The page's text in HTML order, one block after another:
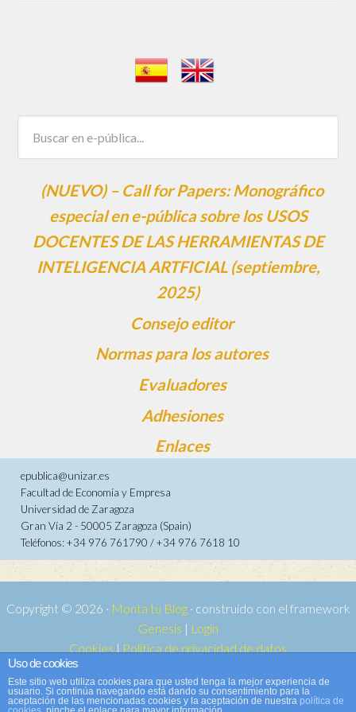
(NUEVO) – Call for Papers: Monográfico
especial en e-pública sobre los USOS
DOCENTES DE LAS HERRAMIENTAS DE
INTELIGENCIA ARTFICIAL (septiembre,
2025)
Consejo editor
Normas para los autores
Evaluadores
Adhesiones
Enlaces
epublica@unizar.es
Facultad de Economía y Empresa
Universidad de Zaragoza
Gran Vía 2 - 50005 Zaragoza (Spain)
Teléfonos: +34 976 761790 / +34 976 7618 10
Copyright © 2026 · Monta tu Blog· construido con el framework
Genesis | Login
Cookies | Política de privacidad de datos
Copyright © 2026 ·
WordPress·Acceder
Uso de cookies
Este sitio web utiliza cookies para que usted tenga la mejor experiencia de
usuario. Si continúa navegando está dando su consentimiento para la
aceptación de las mencionadas cookies y la aceptación de nuestra política de